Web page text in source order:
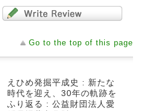
Go to the top of this page
えひめ発掘平成史 : 新たな
時代を迎え、30年の軌跡を
ふり返る : 公益財団法人愛